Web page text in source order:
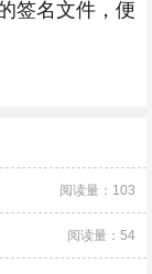
签名文件，便
阅读量：103
阅读量：54